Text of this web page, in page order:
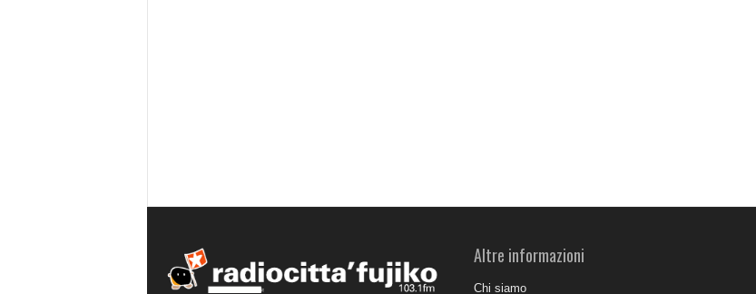
Altre informazioni
Chi siamo